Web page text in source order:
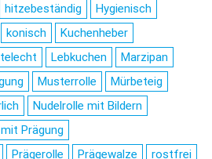
hitzebeständig
Hygienisch
konisch
Kuchenheber
Lebkuchen
Marzipan
Musterrolle
Mürbeteig
Nudelrolle mit Bildern
Prägung
Prägerolle Prägewalze
rostfrei